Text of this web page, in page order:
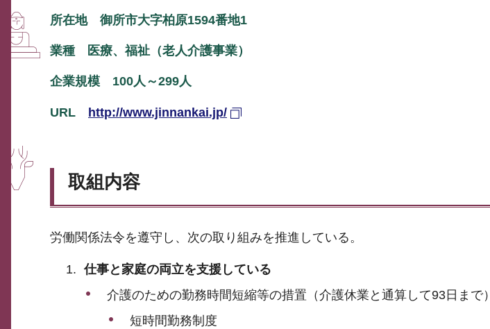
所在地 御所市大字柏原1594番地1
業種 医療、福祉（老人介護事業）
企業規模 100人～299人
URL http://www.jinnankai.jp/
取組内容
労働関係法令を遵守し、次の取り組みを推進している。
仕事と家庭の両立を支援している
介護のための勤務時間短縮等の措置（介護休業と通算して93日まで）
短時間勤務制度